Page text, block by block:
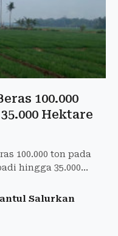
100.000
Hektare
100.000 ton pada
hingga 35.000
Salurkan